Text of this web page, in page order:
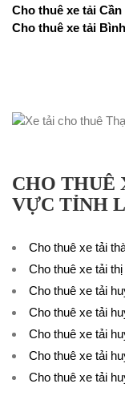
Cho thuê xe tải
Cho thuê xe tải
CHO THUÊ
VỰC TỈNH
Cho thuê xe tải
Cho thuê xe tải
Cho thuê xe tải
Cho thuê xe tải
Cho thuê xe tải
Cho thuê xe tải
Cho thuê xe tải